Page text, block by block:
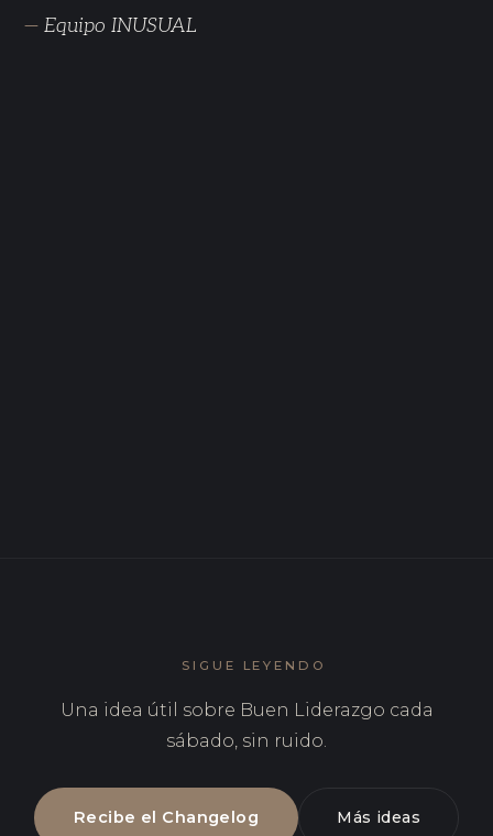
— Equipo INUSUAL
SIGUE LEYENDO
Una idea útil sobre Buen Liderazgo cada
sábado, sin ruido.
Recibe el Changelog Más ideas